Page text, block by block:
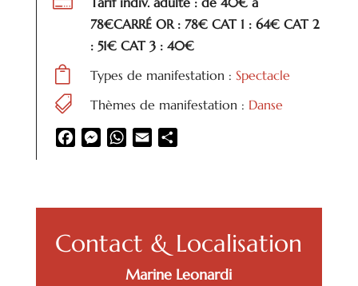
78€CARRÉ OR : 78€ CAT 1 : 64€ CAT 2
: 51€ CAT 3 : 40€
 Types de manifestation : Spectacle
 Thèmes de manifestation : Danse
FacebookMessenger
WhatsApp
Email
Contact & Localisation
Marine Leonardi